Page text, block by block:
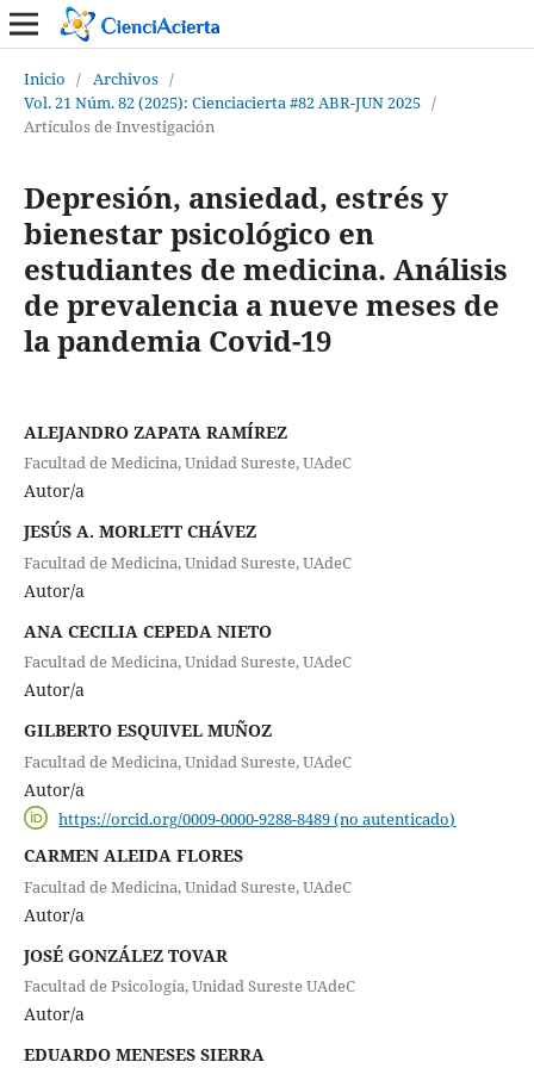
Inicio / Archivos /
Vol. 21 Núm. 82 (2025): Cienciacierta #82 ABR-JUN 2025 /
Artículos de Investigación
Depresión, ansiedad, estrés y
bienestar psicológico en
estudiantes de medicina. Análisis
de prevalencia a nueve meses de
la pandemia Covid-19
ALEJANDRO ZAPATA RAMÍREZ
Facultad de Medicina, Unidad Sureste, UAdeC
Autor/a
JESÚS A. MORLETT CHÁVEZ
Facultad de Medicina, Unidad Sureste, UAdeC
Autor/a
ANA CECILIA CEPEDA NIETO
Facultad de Medicina, Unidad Sureste, UAdeC
Autor/a
GILBERTO ESQUIVEL MUÑOZ
Facultad de Medicina, Unidad Sureste, UAdeC
Autor/a
https://orcid.org/0009-0000-9288-8489 (no autenticado)
CARMEN ALEIDA FLORES
Facultad de Medicina, Unidad Sureste, UAdeC
Autor/a
JOSÉ GONZÁLEZ TOVAR
Facultad de Psicología, Unidad Sureste UAdeC
Autor/a
EDUARDO MENESES SIERRA